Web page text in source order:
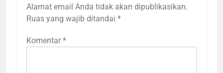
Alamat email Anda tidak akan dipublikasikan.
Ruas yang wajib ditandai *
Komentar *